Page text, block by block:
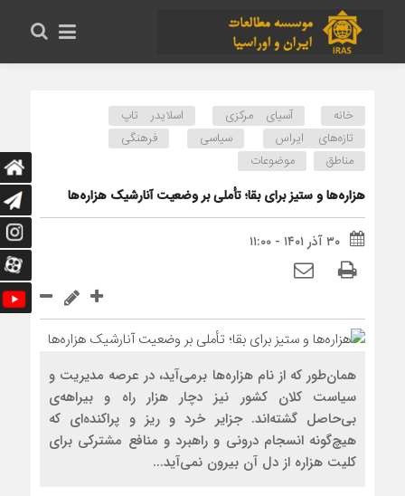
خانه آسیای مرکزی
اسلایدر تاپ
تازه‌های ایراس
سیاسی
فرهنگی
مناطق
موضوعات
هزاره‌ها و ستیز برای بقا؛ تأملی بر وضعیت آنارشیک هزاره‌ها
۳۰ آذر ۱۴۰۱ - ۱۱:۰۰
همان‌طور که از نام هزاره‌ها برمی‌آید، در عرصه مدیریت و
سیاست کلان کشور نیز دچار هزار راه و بیراهه‌ی
بی‌حاصل گشته‌اند. جزایر خرد و ریز و پراکنده‌ای که
هیچ‌گونه انسجام درونی و راهبرد و منافع مشترکی برای
کلیت هزاره از دل آن بیرون نمی‌آید...